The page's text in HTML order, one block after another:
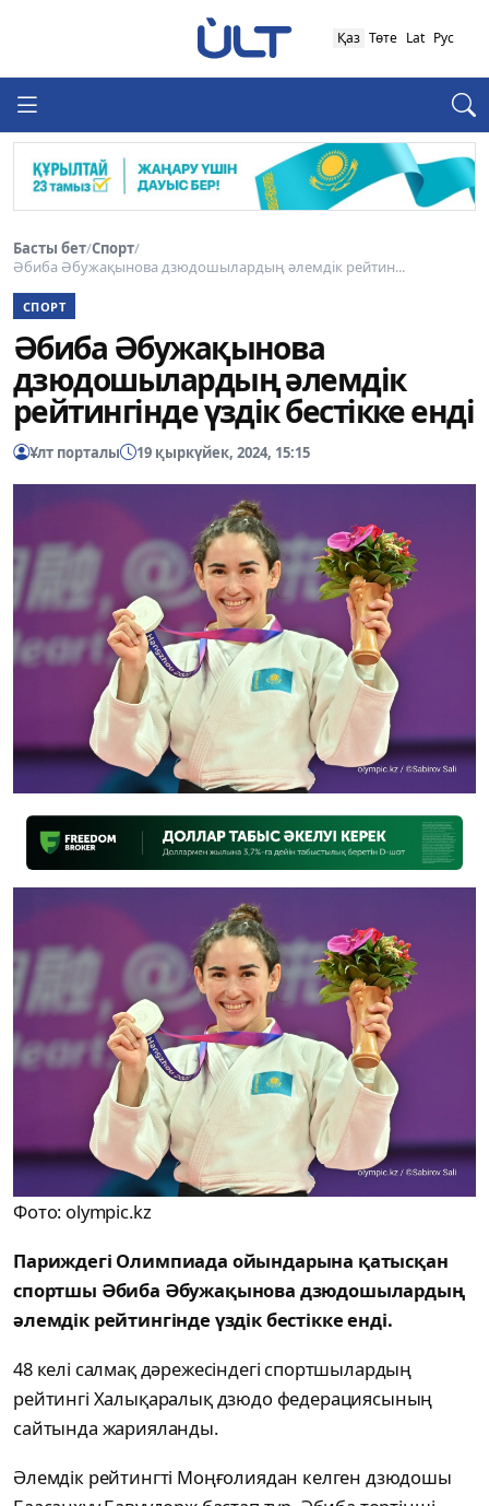
Қаз Төте Lat Рус
Басты бет/Спорт/
Әбиба Әбужақынова дзюдошылардың әлемдік рейтин...
СПОРТ
Әбиба Әбужақынова
дзюдошылардың әлемдік
рейтингінде үздік бестікке енді
Ұлт порталы 19 қыркүйек, 2024, 15:15
Фото: olympic.kz
Париждегі Олимпиада ойындарына қатысқан
спортшы Әбиба Әбужақынова дзюдошылардың
әлемдік рейтингінде үздік бестікке енді.
48 келі салмақ дәрежесіндегі спортшылардың
рейтингі Халықаралық дзюдо федерациясының
сайтында жарияланды.
Әлемдік рейтингті Моңғолиядан келген дзюдошы